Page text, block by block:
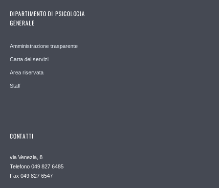
DIPARTIMENTO DI PSICOLOGIA
GENERALE
Amministrazione trasparente
Carta dei servizi
Area riservata
Staff
CONTATTI
via Venezia, 8
Telefono 049 827 6485
Fax 049 827 6547